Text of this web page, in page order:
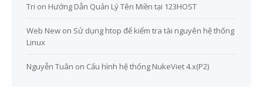
Tri on Hướng Dẫn Quản Lý Tên Miền tại 123HOST
Web New on Sử dụng htop để kiểm tra tài nguyên hệ thống
Linux
Nguyễn Tuân on Cấu hình hệ thống NukeViet 4.x(P2)